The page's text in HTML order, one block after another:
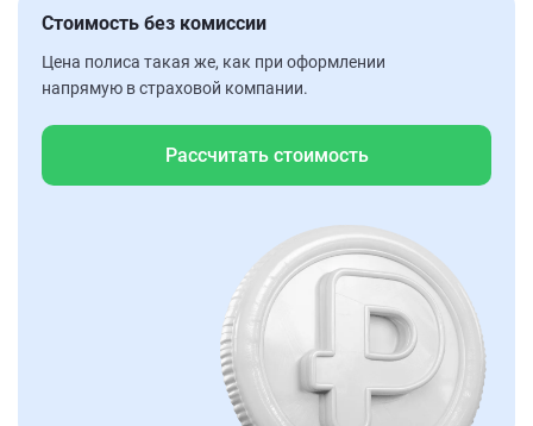
Стоимость без комиссии
Цена полиса такая же, как при оформлении
напрямую в страховой компании.
Рассчитать стоимость